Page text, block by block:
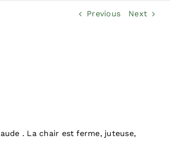
Previous Next
. La chair est ferme, juteuse,